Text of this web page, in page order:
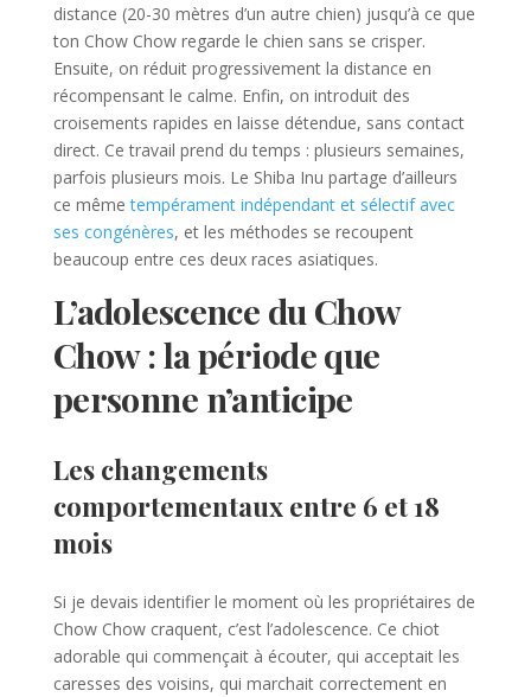
distance (20-30 mètres d’un autre chien) jusqu’à ce que
ton Chow Chow regarde le chien sans se crisper.
Ensuite, on réduit progressivement la distance en
récompensant le calme. Enfin, on introduit des
croisements rapides en laisse détendue, sans contact
direct. Ce travail prend du temps : plusieurs semaines,
parfois plusieurs mois. Le Shiba Inu partage d’ailleurs
ce mêmetempérament indépendant et sélectif avec
ses congénères, et les méthodes se recoupent
beaucoup entre ces deux races asiatiques.
L’adolescence du Chow
Chow : la période que
personne n’anticipe
Les changements
comportementaux entre 6 et 18
mois
Si je devais identifier le moment où les propriétaires de
Chow Chow craquent, c’est l’adolescence. Ce chiot
adorable qui commençait à écouter, qui acceptait les
caresses des voisins, qui marchait correctement en